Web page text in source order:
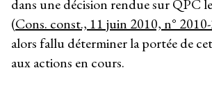
dans une décision rendue sur QPC
(Cons. const., 11 juin 2010, n°
alors fallu déterminer la portée de
aux actions en cours.